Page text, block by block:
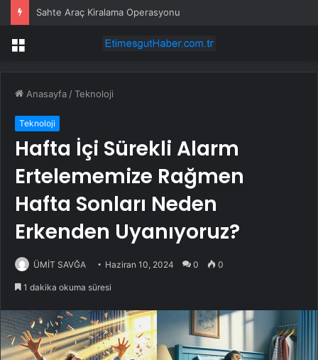
Sahte Araç Kiralama Operasyonu
Menü
Anasayfa /Teknoloji
Teknoloji
Hafta İçi Sürekli Alarm
Ertelememize Rağmen
Hafta Sonları Neden
Erkenden Uyanıyoruz?
ÜMİT SAVĞA Haziran 10, 2024 0 0
1 dakika okuma süresi